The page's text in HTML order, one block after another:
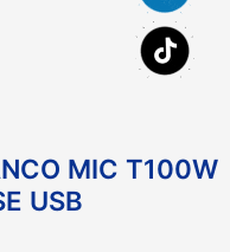
MIC T100W
USB